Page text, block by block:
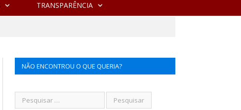
TRANSPARÊNCIA
NÃO ENCONTROU O QUE QUERIA?